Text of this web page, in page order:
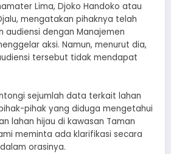
Lima, Djoko Handoko atau
mengatakan pihaknya telah
audiensi dengan Manajemen
aksi. Namun, menurut dia,
tersebut tidak mendapat
sejumlah data terkait lahan
pihak yang diduga mengetahui
lahan hijau di kawasan Taman
meminta ada klarifikasi secara
orasinya.